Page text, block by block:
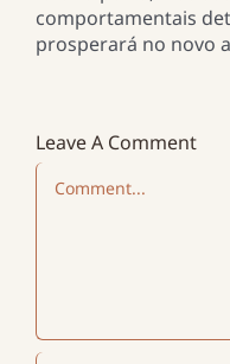
comportamentais
prosperará no novo
Leave A Comment
Comment